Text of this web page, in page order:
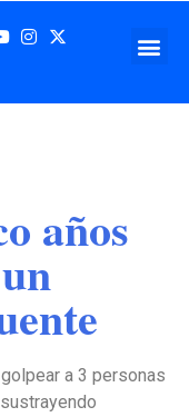
años
a 3 personas